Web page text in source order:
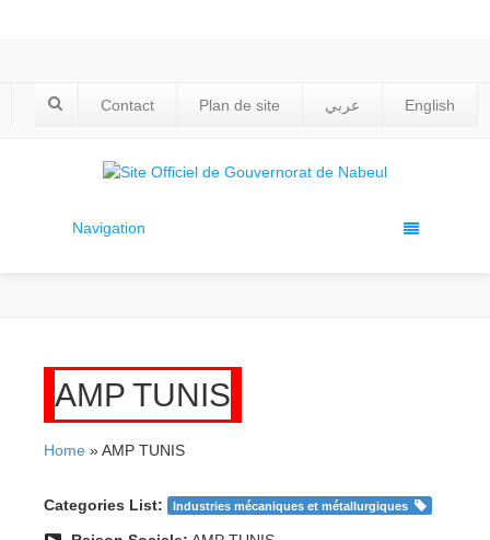
Contact Plan de site عربي English
Navigation
AMP TUNIS
Home » AMP TUNIS
Categories List: Industries mécaniques et métallurgiques